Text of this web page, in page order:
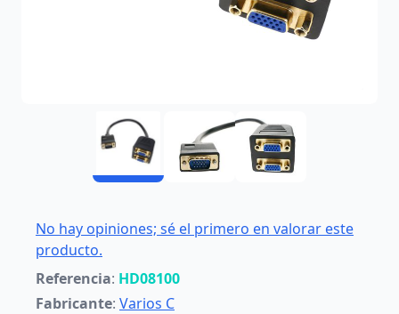
No hay opiniones; sé el primero en valorar este
producto.
Referencia: HD08100
Fabricante: Varios C